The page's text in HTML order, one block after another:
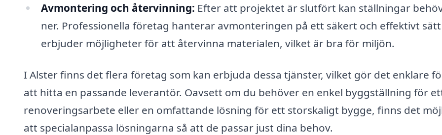
Avmontering och återvinning: Efter att projektet är slutfört kan ställningar
ner. Professionella företag hanterar avmonteringen på ett säkert och effektivt
erbjuder möjligheter för att återvinna materialen, vilket är bra för miljön.
I Alster finns det flera företag som kan erbjuda dessa tjänster, vilket gör det enklare
att hitta en passande leverantör. Oavsett om du behöver en enkel byggställning för
renoveringsarbete eller en omfattande lösning för ett storskaligt bygge, finns det
att specialanpassa lösningarna så att de passar just dina behov.